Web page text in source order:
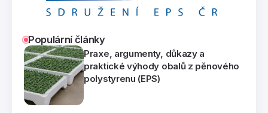
Populární články
Praxe, argumenty, důkazy a
praktické výhody obalů z pěnového
polystyrenu (EPS)